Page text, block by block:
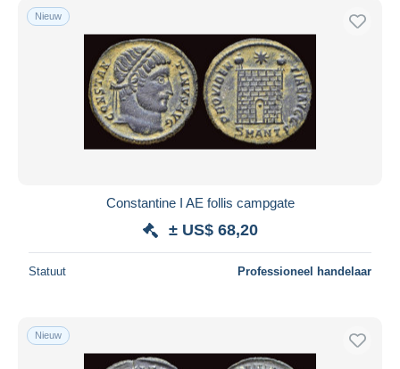
Nieuw
Constantine I AE follis campgate
± US$ 68,20
Statuut Professioneel handelaar
Nieuw